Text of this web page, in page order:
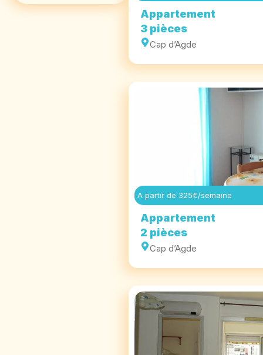
Appartement
3 pièces
Cap d’Agde
A partir de 325€/semaine
Appartement
2 pièces
Cap d’Agde